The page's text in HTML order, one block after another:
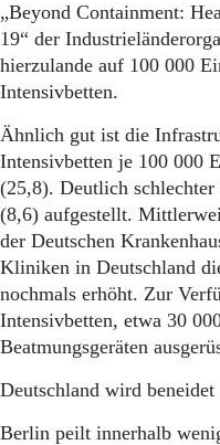
„Beyond Containment:
19“ der
hierzulande auf 100 000
Intensivbetten.
Ähnlich gut ist die
Intensivbetten je 100 000
(25,8). Deutlich
(8,6) aufgestellt.
der Deutschen
Kliniken in Deutschland
nochmals erhöht. Zur
Intensivbetten, etwa 30
Beatmungsgeräten
Deutschland wird beneidet
Berlin peilt innerhalb